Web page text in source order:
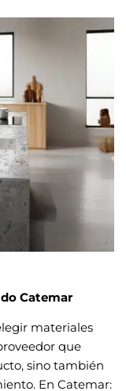
Catemar
materiales
que
sino también
En Catemar: